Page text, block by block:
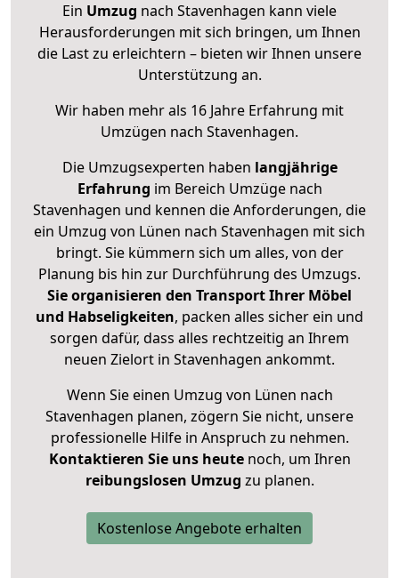
Ein Umzug nach Stavenhagen kann viele
Herausforderungen mit sich bringen, um Ihnen
die Last zu erleichtern – bieten wir Ihnen unsere
Unterstützung an.
Wir haben mehr als 16 Jahre Erfahrung mit
Umzügen nach Stavenhagen.
Die Umzugsexperten haben langjährige
Erfahrung im Bereich Umzüge nach
Stavenhagen und kennen die Anforderungen, die
ein Umzug von Lünen nach Stavenhagen mit sich
bringt. Sie kümmern sich um alles, von der
Planung bis hin zur Durchführung des Umzugs.
Sie organisieren den Transport Ihrer Möbel
und Habseligkeiten, packen alles sicher ein und
sorgen dafür, dass alles rechtzeitig an Ihrem
neuen Zielort in Stavenhagen ankommt.
Wenn Sie einen Umzug von Lünen nach
Stavenhagen planen, zögern Sie nicht, unsere
professionelle Hilfe in Anspruch zu nehmen.
Kontaktieren Sie uns heutenoch, um Ihren
reibungslosen Umzug zu planen.
Kostenlose Angebote erhalten